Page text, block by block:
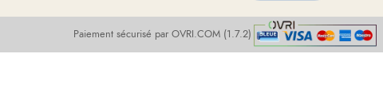
Paiement sécurisé par OVRI.COM (1.7.2)